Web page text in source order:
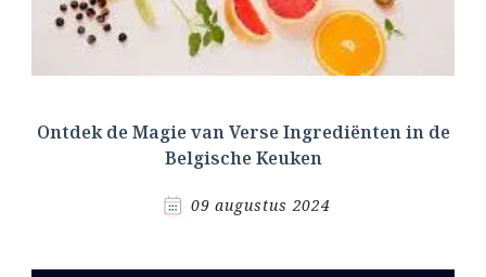
Ontdek de Magie van Verse Ingrediënten in de
Belgische Keuken
09 augustus 2024